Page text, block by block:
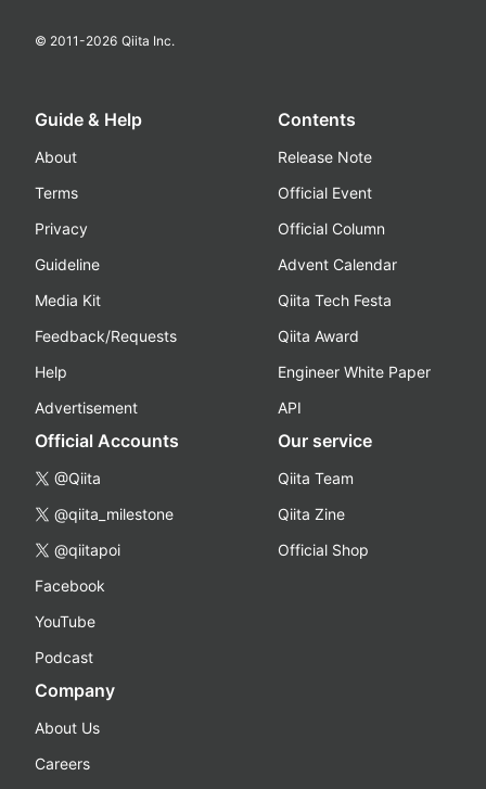
© 2011-2026 Qiita Inc.
Guide & Help
About
Terms
Privacy
Guideline
Media Kit
Feedback/Requests
Help
Advertisement
Contents
Release Note
Official Event
Official Column
Advent Calendar
Qiita Tech Festa
Qiita Award
Engineer White Paper
API
Official Accounts
@Qiita
@qiita_milestone
@qiitapoi
Facebook
YouTube
Podcast
Our service
Qiita Team
Qiita Zine
Official Shop
Company
About Us
Careers